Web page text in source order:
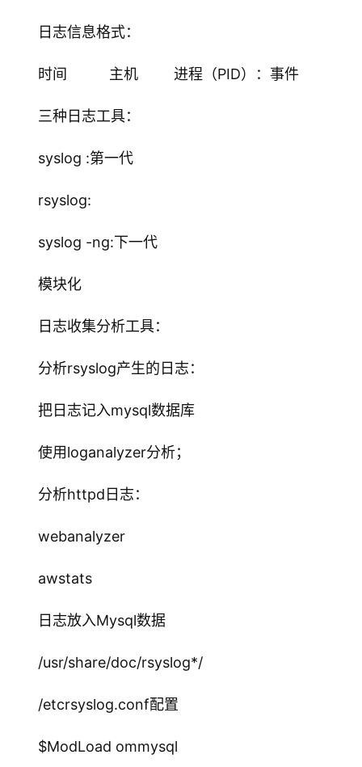
日志信息格式：
时间		主机		进程（PID）：事件
三种日志工具：
syslog :第一代
rsyslog:
syslog -ng:下一代
模块化
日志收集分析工具：
分析rsyslog产生的日志：
把日志记入mysql数据库
使用loganalyzer分析；
分析httpd日志：
webanalyzer
awstats
日志放入Mysql数据
/usr/share/doc/rsyslog*/
/etcrsyslog.conf配置
$ModLoad ommysql